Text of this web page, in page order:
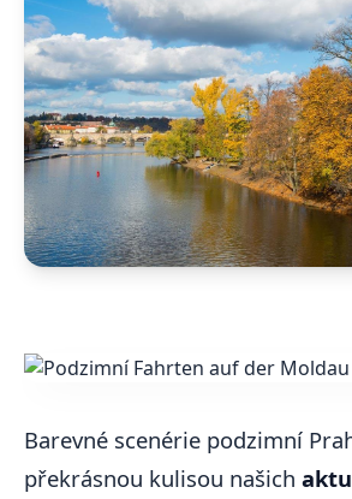
Barevné scenérie podzimní
překrásnou kulisou našich